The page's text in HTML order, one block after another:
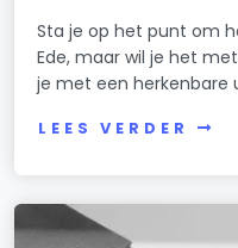
Sta je op het punt om
Ede, maar wil je het
je met een herkenbare
LEES VERDER